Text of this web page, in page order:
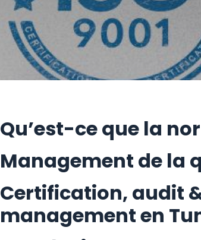
Qu’est-ce que la
Management de la
Certification, audit
management en